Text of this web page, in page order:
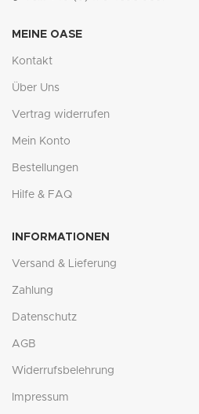
MEINE OASE
Kontakt
Über Uns
Vertrag widerrufen
Mein Konto
Bestellungen
Hilfe & FAQ
INFORMATIONEN
Versand & Lieferung
Zahlung
Datenschutz
AGB
Widerrufsbelehrung
Impressum